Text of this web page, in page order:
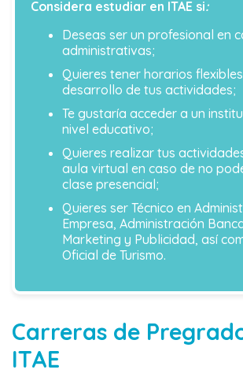
Considera estudiar en ITAE si:
Deseas ser un profesional en
administrativas;
Quieres tener horarios
desarrollo de tus actividades;
Te gustaría acceder a un
nivel educativo;
Quieres realizar tus
aula virtual en caso de no
clase presencial;
Quieres ser Técnico en
Empresa, Administración
Marketing y Publicidad, así
Oficial de Turismo.
Carreras de
ITAE